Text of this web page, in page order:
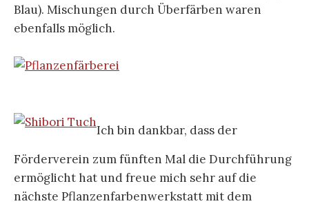
Blau). Mischungen durch Überfärben waren
ebenfalls möglich.
Ich bin dankbar, dass der
Förderverein zum fünften Mal die Durchführung
ermöglicht hat und freue mich sehr auf die
nächste Pflanzenfarbenwerkstatt mit dem